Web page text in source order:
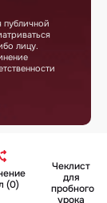
публичной
лицу.
(0)
Чеклист
для
пробного
урока